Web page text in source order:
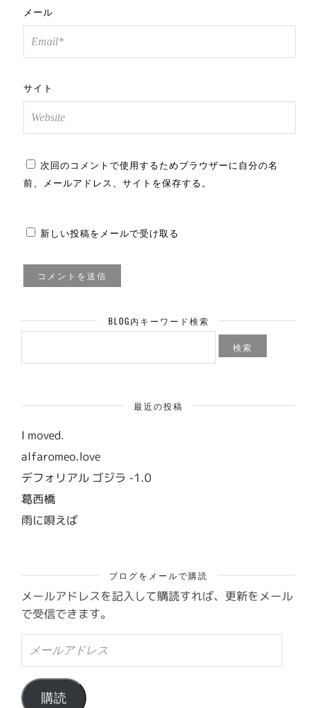
メール
サイト
次回のコメントで使用するためブラウザーに自分の名
前、メールアドレス、サイトを保存する。
新しい投稿をメールで受け取る
BLOG内キーワード検索
検
最近の投稿
I moved.
alfaromeo.love
デフォリアル ゴジラ -1.0
葛西橋
雨に唄えば
ブログをメールで購読
メールアドレスを記入して購読すれば、更新をメール
で受信できます。
ル
ア
ド
購読